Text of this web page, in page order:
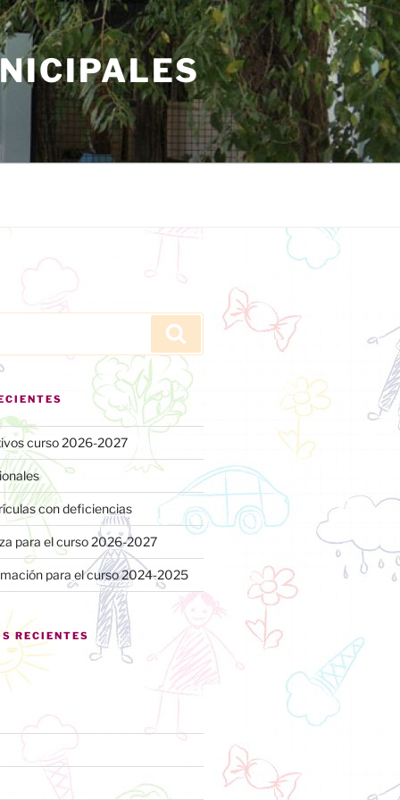
Buscar
curso 2026-2027
con deficiencias
para el curso 2026-2027
para el curso 2024-2025
RECIENTES